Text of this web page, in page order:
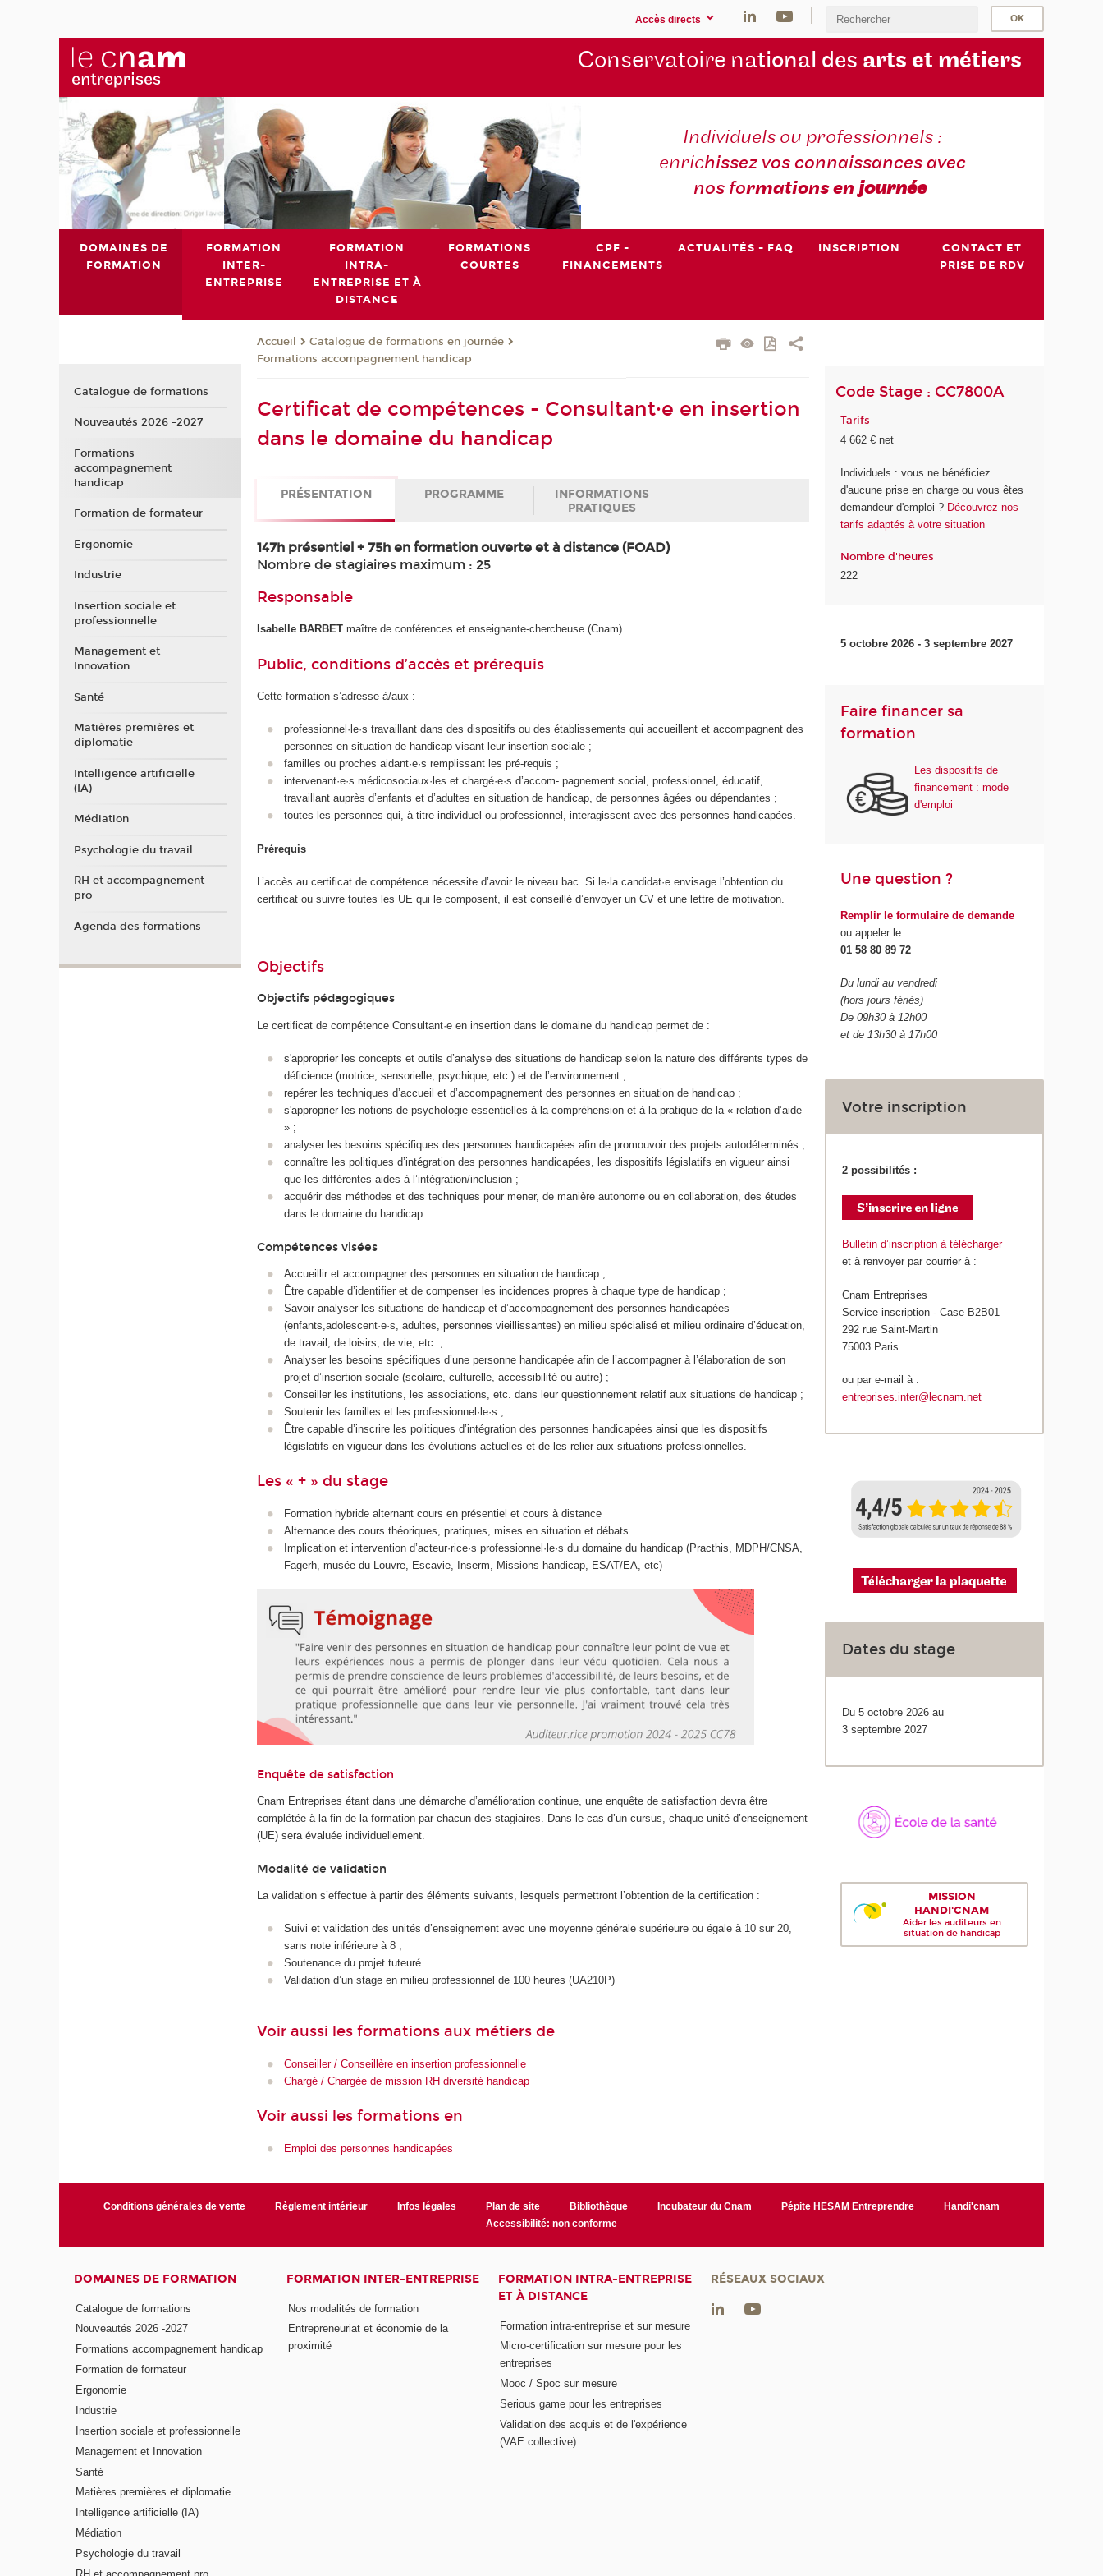
Accès directs
Conservatoire national des arts et métiers
Individuels ou professionnels :
enrichissez vos connaissances avec
nos formations enjournée
DOMAINES DE
FORMATION
FORMATION
INTER-
ENTREPRISE
FORMATION
INTRA-
ENTREPRISE ET À
DISTANCE
FORMATIONS
COURTES
CPF -
FINANCEMENTS
ACTUALITÉS - FAQ INSCRIPTION
CONTACT ET
PRISE DE RDV
Accueil
Catalogue de formations en journée
Formations accompagnement handicap
Certificat de compétences - Consultant·e en insertion
dans le domaine du handicap
PRÉSENTATION PROGRAMME
INFORMATIONS
PRATIQUES
147h présentiel + 75h en formation ouverte et à distance (FOAD)
Nombre de stagiaires maximum : 25
Responsable
Isabelle BARBET maître de conférences et enseignante-chercheuse (Cnam)
Public, conditions d’accès et prérequis
Cette formation s’adresse à/aux :
professionnel·le·s travaillant dans des dispositifs ou des établissements qui accueillent et accompagnent des
personnes en situation de handicap visant leur insertion sociale ;
familles ou proches aidant·e·s remplissant les pré-requis ;
intervenant·e·s médicosociaux·les et chargé·e·s d’accom- pagnement social, professionnel, éducatif,
travaillant auprès d’enfants et d’adultes en situation de handicap, de personnes âgées ou dépendantes ;
toutes les personnes qui, à titre individuel ou professionnel, interagissent avec des personnes handicapées.
Prérequis
L’accès au certificat de compétence nécessite d’avoir le niveau bac. Si le·la candidat·e envisage l’obtention du
certificat ou suivre toutes les UE qui le composent, il est conseillé d’en­voyer un CV et une lettre de motivation.
Objectifs
Objectifs pédagogiques
Le certificat de compétence Consultant·e en insertion dans le domaine du handicap permet de :
s'approprier les concepts et outils d’analyse des situations de handicap selon la nature des différents types de
déficience (motrice, sensorielle, psychique, etc.) et de l’environnement ;
repérer les techniques d’accueil et d’accompagnement des personnes en situation de handicap ;
s'approprier les notions de psychologie essentielles à la compréhension et à la pratique de la « relation d’aide
» ;
analyser les besoins spécifiques des personnes handi­capées afin de promouvoir des projets autodéterminés ;
connaître les politiques d’intégration des personnes handi­capées, les dispositifs législatifs en vigueur ainsi
que les différentes aides à l’intégration/inclusion ;
acquérir des méthodes et des techniques pour mener, de manière autonome ou en collaboration, des études
dans le domaine du handicap.
Compétences visées
Accueillir et accompagner des personnes en situation de handicap ;
Être capable d’identifier et de compenser les incidences propres à chaque type de handicap ;
Savoir analyser les situations de handicap et d’accompa­gnement des personnes handicapées
(enfants,adolescent·e·s, adultes, personnes vieillissantes) en milieu spécialisé et milieu ordinaire d’éducation,
de travail, de loisirs, de vie, etc. ;
Analyser les besoins spécifiques d’une personne handi­capée afin de l’accompagner à l’élaboration de son
projet d’insertion sociale (scolaire, culturelle, accessibilité ou autre) ;
Conseiller les institutions, les associations, etc. dans leur questionnement relatif aux situations de handicap ;
Soutenir les familles et les professionnel·le·s ;
Être capable d’inscrire les politiques d’intégration des personnes handicapées ainsi que les dispositifs
législatifs en vigueur dans les évolutions actuelles et de les relier aux situations professionnelles.
Les « + » du stage
Formation hybride alternant cours en présentiel et cours à distance
Alternance des cours théoriques, pratiques, mises en situation et débats
Implication et intervention d’acteur·rice·s professionnel·le·s du domaine du handicap (Practhis, MDPH/CNSA,
Fagerh, musée du Louvre, Escavie, Inserm, Missions handicap, ESAT/EA, etc)
Enquête de satisfaction
Cnam Entreprises étant dans une démarche d’amélioration continue, une enquête de satisfaction devra être
complétée à la fin de la formation par chacun des stagiaires. Dans le cas d’un cursus, chaque unité d’enseignement
(UE) sera évaluée individuellement.
Modalité de validation
La validation s’effectue à partir des éléments suivants, lesquels permettront l’obtention de la certification :
Suivi et validation des unités d’enseignement avec une moyenne générale supérieure ou égale à 10 sur 20,
sans note inférieure à 8 ;
Soutenance du projet tuteuré
Validation d’un stage en milieu professionnel de 100 heures (UA210P)
Voir aussi les formations aux métiers de
Conseiller / Conseillère en insertion professionnelle
Chargé / Chargée de mission RH diversité handicap
Voir aussi les formations en
Emploi des personnes handicapées
Code Stage : CC7800A
Tarifs
4 662 € net
Individuels : vous ne bénéficiez
d'aucune prise en charge ou vous êtes
demandeur d'emploi ? Découvrez nos
tarifs adaptés à votre situation
Nombre d'heures
222
5 octobre 2026 - 3 septembre 2027
Faire financer sa
formation
Les dispositifs de
financement : mode
d'emploi
Une question ?
Remplir le formulaire de demande
ou appeler le
01 58 80 89 72
Du lundi au vendredi
(hors jours fériés)
De 09h30 à 12h00
et de 13h30 à 17h00
Votre inscription
2 possibilités :
Bulletin d’inscription à télécharger
et à renvoyer par courrier à :
Cnam Entreprises
Service inscription - Case B2B01
292 rue Saint-Martin
75003 Paris
ou par e-mail à :
entreprises.inter@lecnam.net
Dates du stage
Du 5 octobre 2026 au
3 septembre 2027
MISSION
HANDI'CNAM
Aider les auditeurs en
situation de handicap
Catalogue de formations
Nouveautés 2026 -2027
Formations
accompagnement
handicap
Formation de formateur
Ergonomie
Industrie
Insertion sociale et
professionnelle
Management et
Innovation
Santé
Matières premières et
diplomatie
Intelligence artificielle
(IA)
Médiation
Psychologie du travail
RH et accompagnement
pro
Agenda des formations
Conditions générales de vente Règlement intérieur Infos légales Plan de site Bibliothèque Incubateur du Cnam Pépite HESAM Entreprendre
Handi'cnam
Accessibilité: non conforme
DOMAINES DE FORMATION
Catalogue de formations
Nouveautés 2026 -2027
Formations accompagnement handicap
Formation de formateur
Ergonomie
Industrie
Insertion sociale et professionnelle
Management et Innovation
Santé
Matières premières et diplomatie
Intelligence artificielle (IA)
Médiation
Psychologie du travail
FORMATION INTER-ENTREPRISE
Nos modalités de formation
Entrepreneuriat et économie de la
proximité
FORMATION INTRA-ENTREPRISE
ET À DISTANCE
Formation intra-entreprise et sur mesure
Micro-certification sur mesure pour les
entreprises
Mooc / Spoc sur mesure
Serious game pour les entreprises
Validation des acquis et de l'expérience
(VAE collective)
RÉSEAUX SOCIAUX